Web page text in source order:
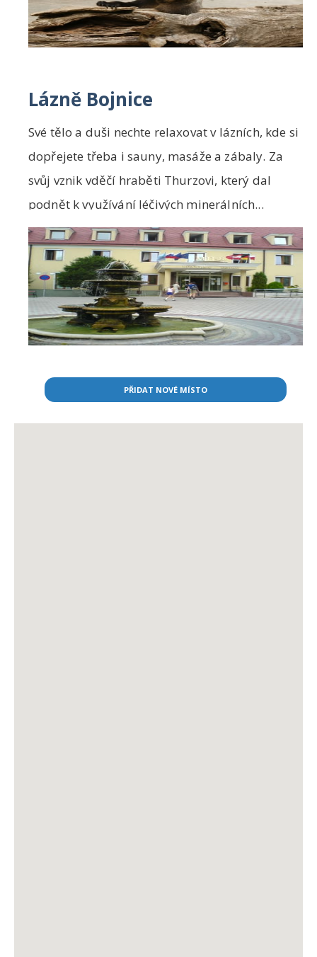
Lázně Bojnice
Své tělo a duši nechte relaxovat v lázních, kde si
dopřejete třeba i sauny, masáže a zábaly. Za
svůj vznik vděčí hraběti Thurzovi, který dal
podnět k využívání léčivých minerálních...
PŘIDAT NOVÉ MÍSTO